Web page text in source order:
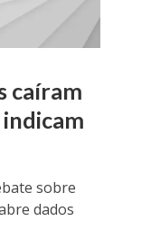
caíram
indicam
sobre
dados